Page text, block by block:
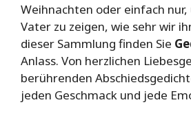
Weihnachten oder einfach
Vater zu zeigen, wie sehr wir
dieser Sammlung finden Sie
Anlass. Von herzlichen
berührenden
jeden Geschmack und jede